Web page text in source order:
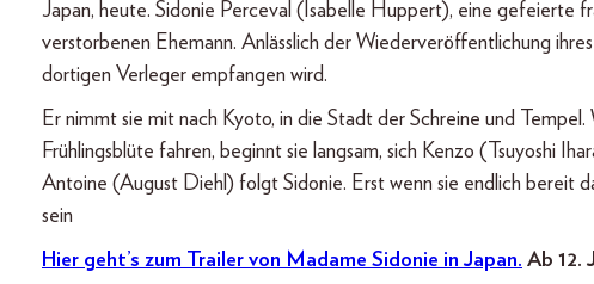
Japan, heute. Sidonie Perceval (Isabelle Huppert), eine gefeierte
verstorbenen Ehemann. Anlässlich der Wiederveröffentlichung
dortigen Verleger empfangen wird.
Er nimmt sie mit nach Kyoto, in die Stadt der Schreine und
Frühlingsblüte fahren, beginnt sie langsam, sich Kenzo (Tsuyoshi
Antoine (August Diehl) folgt Sidonie. Erst wenn sie endlich bereit
sein
Hier geht’s zum Trailer von Madame Sidonie in Japan. Ab 12.